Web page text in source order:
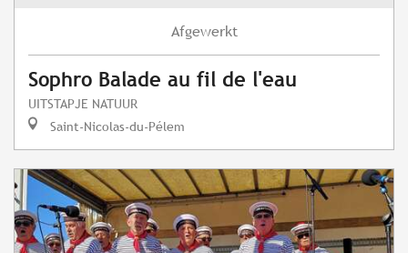
Afgewerkt
Sophro Balade au fil de l'eau
UITSTAPJE NATUUR
Saint-Nicolas-du-Pélem